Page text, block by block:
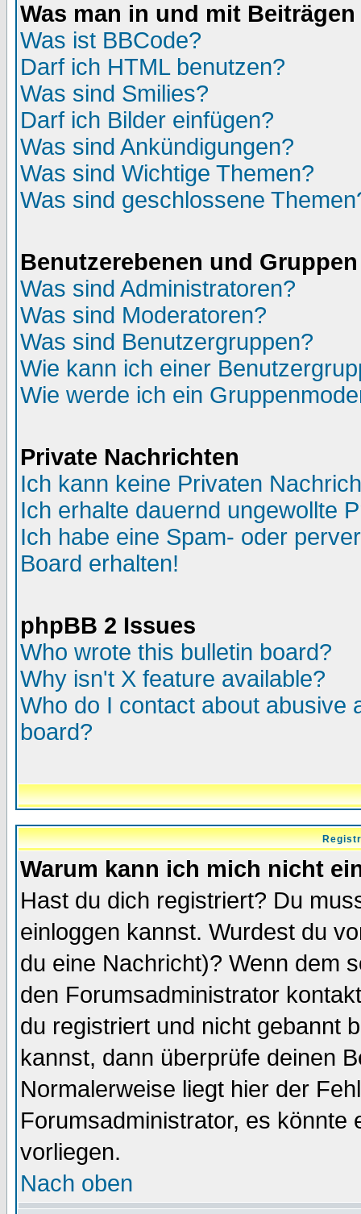
Was man in und mit
Was ist BBCode?
Darf ich HTML benutzen?
Was sind Smilies?
Darf ich Bilder einfügen?
Was sind Ankündigungen?
Was sind Wichtige Themen?
Was sind geschlossene
Benutzerebenen und Gruppen
Was sind Administratoren?
Was sind Moderatoren?
Was sind Benutzergruppen?
Wie kann ich einer
Wie werde ich ein
Private Nachrichten
Ich kann keine Privaten
Ich erhalte dauernd ungewollte
Ich habe eine Spam- oder
Board erhalten!
phpBB 2 Issues
Who wrote this bulletin board?
Why isn't X feature available?
Who do I contact about abusive
board?
Warum kann ich mich nicht
Hast du dich registriert? Du
einloggen kannst. Wurdest du
du eine Nachricht)? Wenn dem
den Forumsadministrator
du registriert und nicht gebannt
kannst, dann überprüfe deinen
Normalerweise liegt hier der
Forumsadministrator, es könnte
vorliegen.
Nach oben